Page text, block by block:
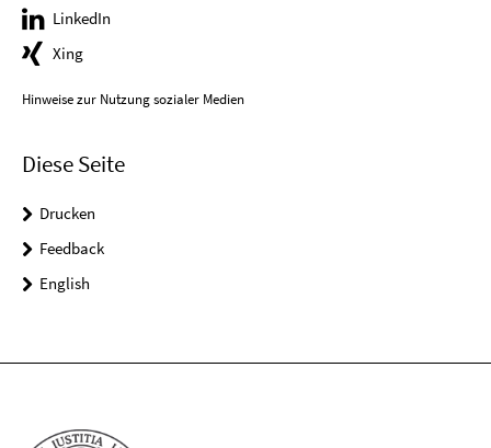
LinkedIn
Xing
Hinweise zur Nutzung sozialer Medien
Diese Seite
Drucken
Feedback
English